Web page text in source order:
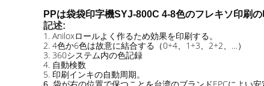
PPは袋袋印字機SYJ-800C 4-8色のフレキソ印刷
記述:
1. Aniloxロールよく作るため効果を印刷する。
2. 4色か6色は故意に結合する（0+4、1+3、2+2、…）
3. 360システム内の色記録
4. 自動検数
5. 印刷インキの自動周期。